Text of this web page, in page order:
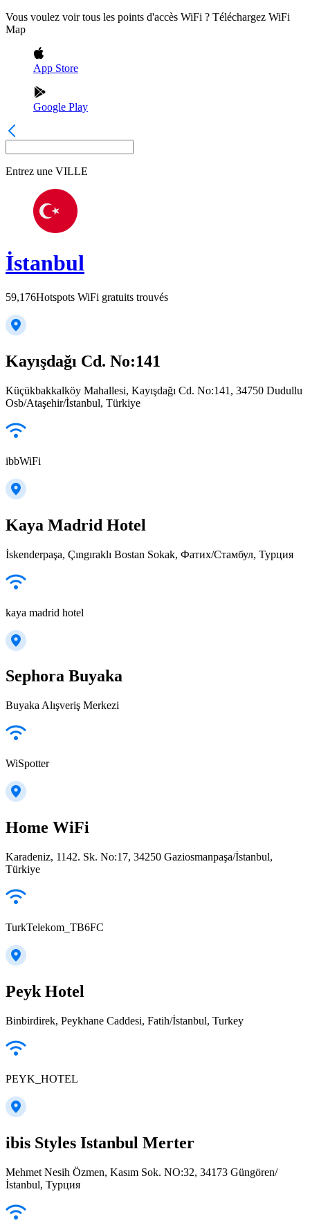
Vous voulez voir tous les points d'accès WiFi ? Téléchargez WiFi
Map
App Store
Google Play
Entrez une VILLE
İstanbul
59,176Hotspots WiFi gratuits trouvés
Kayışdağı Cd. No:141
Küçükbakkalköy Mahallesi, Kayışdağı Cd. No:141, 34750 Dudullu
Osb/Ataşehir/İstanbul, Türkiye
ibbWiFi
Kaya Madrid Hotel
İskenderpaşa, Çıngıraklı Bostan Sokak, Фатих/Стамбул, Турция
kaya madrid hotel
Sephora Buyaka
Buyaka Alışveriş Merkezi
WiSpotter
Home WiFi
Karadeniz, 1142. Sk. No:17, 34250 Gaziosmanpaşa/İstanbul,
Türkiye
TurkTelekom_TB6FC
Peyk Hotel
Binbirdirek, Peykhane Caddesi, Fatih/İstanbul, Turkey
PEYK_HOTEL
ibis Styles Istanbul Merter
Mehmet Nesih Özmen, Kasım Sok. NO:32, 34173 Güngören/
İstanbul, Турция